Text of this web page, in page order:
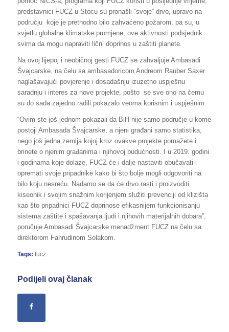
predstavnici FUCZ u Stocu su pronašli “svoje” drvo, upravo na
području koje je prethodno bilo zahvaćeno požarom, pa su, u
svjetlu globalne klimatske promjene, ove aktivnosti podsjednik
svima da mogu napraviti lični doprinos u zaštiti planete.
Na ovoj lijepoj i neobičnoj gesti FUCZ se zahvaljuje Ambasadi
Švajcarske, na čelu sa ambasadoricom Andreom Rauber Saxer
naglašavajući povjerenje i dosadašnju izuzetno uspješnu
saradnju i interes za nove projekte, pošto se sve ono na čemu
su do sada zajedno radili pokazalo veoma korisnim i uspješnim.
“Ovim ste još jednom pokazali da BiH nije samo područje u kome
postoji Ambasada Švajcarske, a njeni građani samo statistika,
nego još jedna zemlja kojoj kroz ovakve projekte pomažete i
brinete o njenim građanima i njihovoj budućnosti. I u 2019. godini
i godinama koje dolaze, FUCZ će i dalje nastaviti obučavati i
opremati svoje pripadnike kako bi što bolje mogli odgovoriti na
bilo koju nesreću. Nadamo se da će drvo rasti i proizvoditi
kiseonik i svojim snažnim korijenjem služiti prevenciji od klizišta
kao što pripadnici FUCZ doprinose efikasnijem funkcionisanju
sistema zaštite i spašavanja ljudi i njihovih materijalnih dobara”,
poručuje Ambasadi Švajcarske menadžment FUCZ na čelu sa
direktorom Fahrudinom Solakom.
Tags: fucz
Podijeli ovaj članak